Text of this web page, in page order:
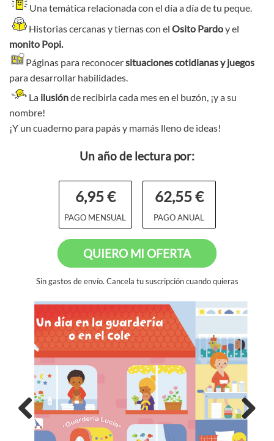
Una temática relacionada con el día a día de tu peque.
Historias cercanas y tiernas con el Osito Pardoy el
monito Popi.
Páginas para reconocersituaciones cotidianas y juegos
para desarrollar habilidades.
La ilusiónde recibirla cada mes en el buzón, ¡y a su
nombre!
¡Y un cuaderno para papás y mamás lleno de ideas!
Un año de lectura por:
6,95 €
PAGO MENSUAL
62,55 €
PAGO ANUAL
QUIERO MI OFERTA
Sin gastos de envío. Cancela tu suscripción cuando quieras
Previous Next